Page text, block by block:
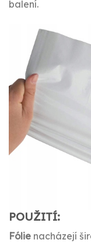
balení.
POUŽITÍ:
Fólie nacházejí